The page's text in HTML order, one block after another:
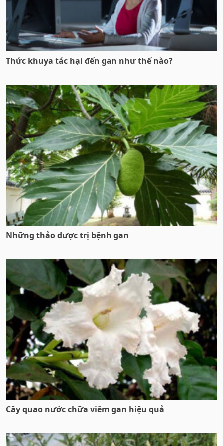
Thức khuya tác hại đến gan như thế nào?
Những thảo dược trị bệnh gan
Cây quao nước chữa viêm gan hiệu quả